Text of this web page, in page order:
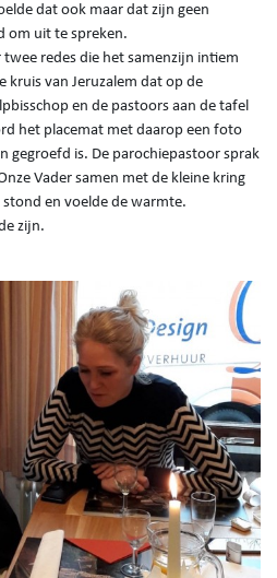
dat ook maar dat zijn geen
om uit te spreken.
twee redes die het samenzijn intiem
kruis van Jeruzalem dat op de
en de pastoors aan de tafel
het placemat met daarop een foto
gegroefd is. De parochiepastoor sprak
Vader samen met de kleine kring
en voelde de warmte.
zijn.